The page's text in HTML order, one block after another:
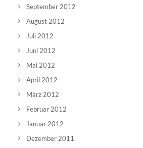
September 2012
August 2012
Juli 2012
Juni 2012
Mai 2012
April 2012
März 2012
Februar 2012
Januar 2012
Dezember 2011